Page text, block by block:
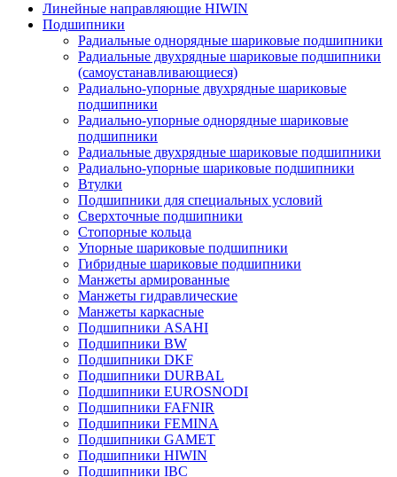
Линейные направляющие HIWIN
Подшипники
Радиальные однорядные шариковые подшипники
Радиальные двухрядные шариковые подшипники
(самоустанавливающиеся)
Радиально-упорные двухрядные шариковые
подшипники
Радиально-упорные однорядные шариковые
подшипники
Радиальные двухрядные шариковые подшипники
Радиально-упорные шариковые подшипники
Втулки
Подшипники для специальных условий
Сверхточные подшипники
Стопорные кольца
Упорные шариковые подшипники
Гибридные шариковые подшипники
Манжеты армированные
Манжеты гидравлические
Манжеты каркасные
Подшипники ASAHI
Подшипники BW
Подшипники DKF
Подшипники DURBAL
Подшипники EUROSNODI
Подшипники FAFNIR
Подшипники FEMINA
Подшипники GAMET
Подшипники HIWIN
Подшипники IBC